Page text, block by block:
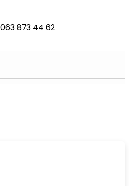
063 873 44 62